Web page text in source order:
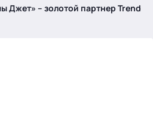
Джет» – золотой партнер Trend